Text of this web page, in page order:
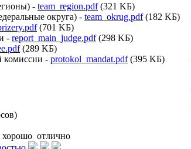
- team_region.pdf(321 KБ)
округа) - team_okrug.pdf(182 KБ)
(701 KБ)
- report_main_judge.pdf(298 KБ)
(289 KБ)
комиссии - protokol_mandat.pdf(395 KБ)
хорошо отлично